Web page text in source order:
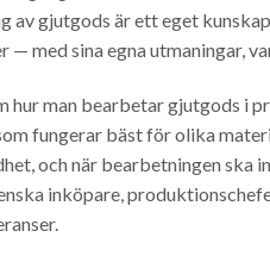
av gjutgods är ett eget
— med sina egna utmaningar,
hur man bearbetar gjutgods i
fungerar bäst för olika
och när bearbetningen ska
inköpare,